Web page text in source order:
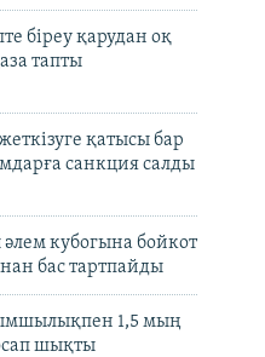
біреу қарудан оқ
тапты
қатысы бар
санкция салды
кубогына бойкот
бас тартпайды
1,5 мың
шықты